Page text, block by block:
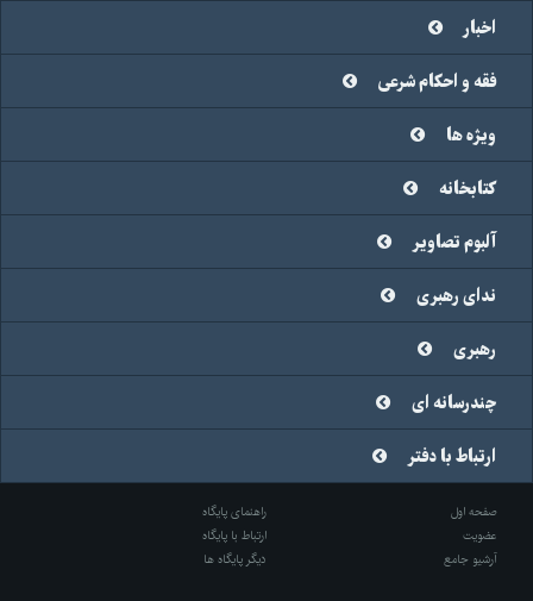
اخبار
فقه و احکام شرعی
ویژه ها
کتابخانه
آلبوم تصاویر
ندای رهبری
رهبری
چندرسانه ای
ارتباط با دفتر
صفحه اول
راهنمای پایگاه
عضویت
ارتباط با پایگاه
آرشیو جامع
دیگر پایگاه ها